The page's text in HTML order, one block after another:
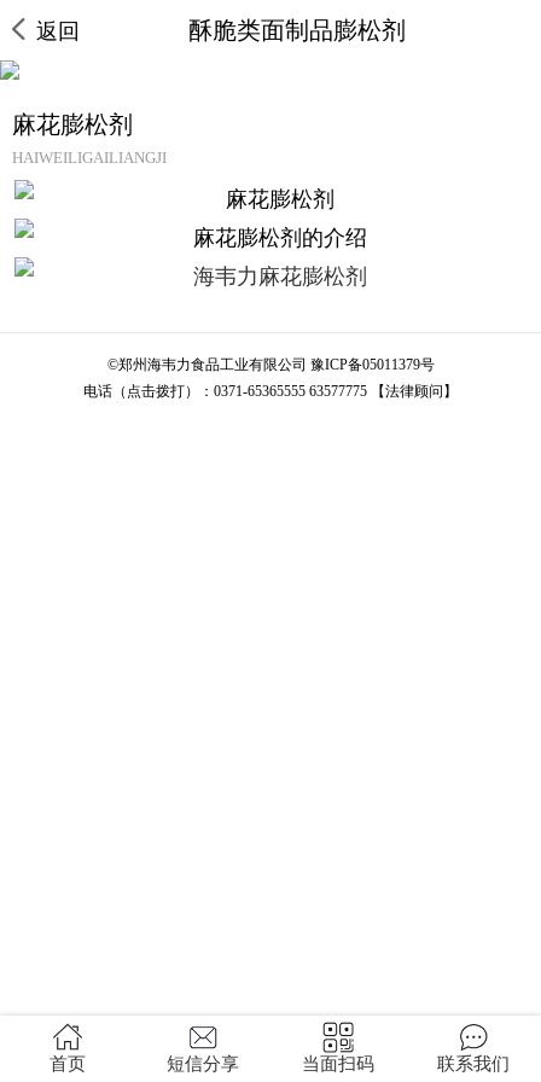
返回 酥脆类面制品膨松剂
麻花膨松剂
HAIWEILIGAILIANGJI
©郑州海韦力食品工业有限公司 豫ICP备05011379号
电话（点击拨打）： 0371-65365555 63577775 【法律顾问】
首页 短信分享 当面扫码 联系我们